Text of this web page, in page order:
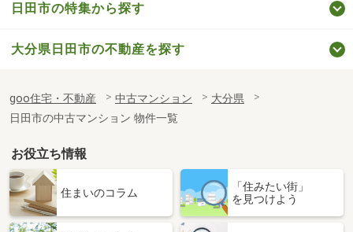
日田市の特集から探す
大分県日田市の不動産を探す
goo住宅・不動産 中古マンション
大分県
日田市の中古マンション 物件一覧
お役立ち情報
住まいのコラム
「住みたい街」
を見つけよう